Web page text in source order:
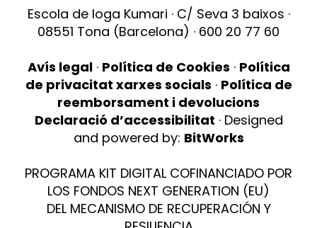
Escola de Ioga Kumari · C/ Seva 3 baixos ·
08551 Tona (Barcelona) · 600 20 77 60
Avís legal· Política de Cookies · Política
de privacitat xarxes socials · Política de
reemborsament i devolucions
Declaració d’accessibilitat · Designed
and powered by: BitWorks
PROGRAMA KIT DIGITAL COFINANCIADO POR
LOS FONDOS NEXT GENERATION (EU)
DEL MECANISMO DE RECUPERACIÓN Y